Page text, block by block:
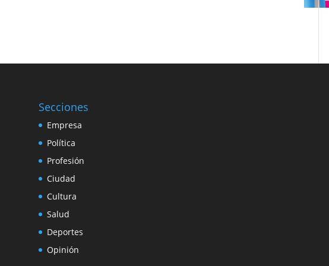
Secciones
Empresa
Política
Profesión
Ciudad
Cultura
Salud
Deportes
Opinión